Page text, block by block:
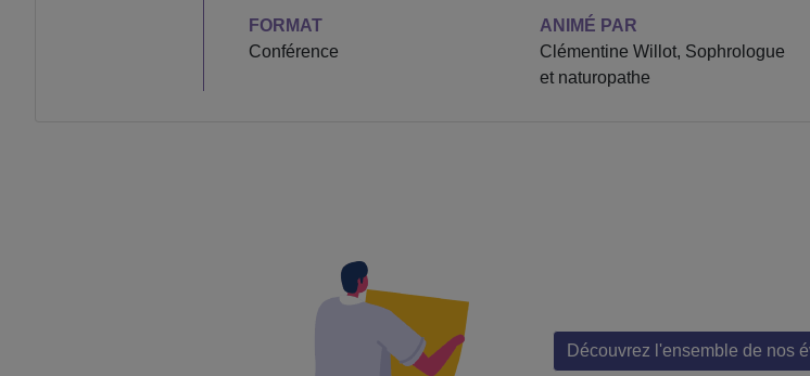
FORMAT
Conférence
ANIMÉ PAR
Clémentine Willot, Sophrologue
et naturopathe
Découvrez l'ensemble de nos